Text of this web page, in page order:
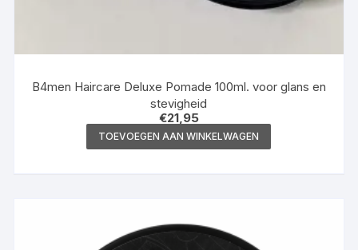
B4men Haircare Deluxe Pomade 100ml. voor glans en
stevigheid
€21,95
TOEVOEGEN AAN WINKELWAGEN